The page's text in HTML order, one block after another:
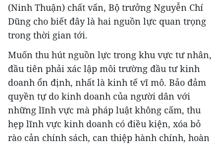
(Ninh Thuận) chất vấn, Bộ trưởng Nguyễn Chí
Dũng cho biết đây là hai nguồn lực quan trọng
trong thời gian tới.
Muốn thu hút nguồn lực trong khu vực tư nhân,
đầu tiên phải xác lập môi trường đầu tư kinh
doanh ổn định, nhất là kinh tế vĩ mô. Bảo đảm
quyền tự do kinh doanh của người dân với
những lĩnh vực mà pháp luật không cấm, thu
hẹp lĩnh vực kinh doanh có điều kiện, xóa bỏ
rào cản chính sách, can thiệp hành chính, hoàn